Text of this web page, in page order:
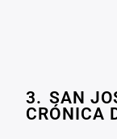
3.⁠ ⁠SAN
CRÓNICA